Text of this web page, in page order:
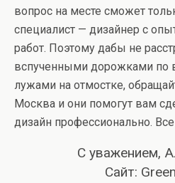
вопрос на месте сможет
специалист — дизайнер с
работ. Поэтому дабы не
вспученными дорожками по
лужами на отмостке,
Москва и они помогут вам
дизайн профессионально.
С уважением,
Сайт: